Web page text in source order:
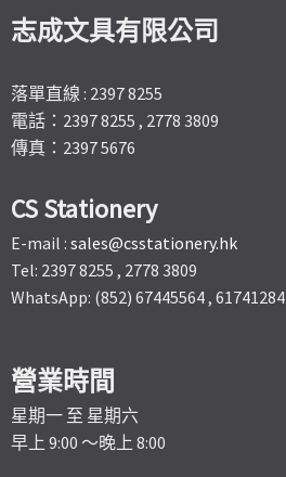
志成文具有限公司
落單直線 : 2397 8255
電話：2397 8255 , 2778 3809
傳真：2397 5676
CS Stationery
E-mail : sales@csstationery.hk
Tel: 2397 8255 , 2778 3809
WhatsApp: (852) 67445564 , 61741284
營業時間
星期一 至 星期六
早上 9:00 ～晚上 8:00